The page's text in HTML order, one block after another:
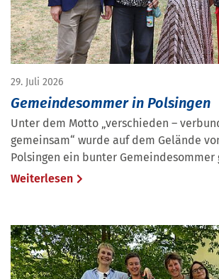
29. Juli 2026
Gemeindesommer in Polsingen
Unter dem Motto „verschieden –
gemeinsam“ wurde auf dem Gelände
Polsingen ein bunter Gemeindesommer
Weiterlesen